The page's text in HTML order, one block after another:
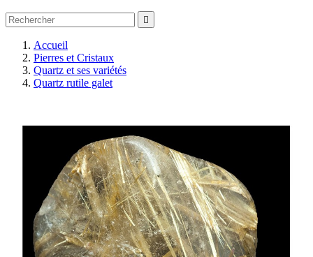

Accueil
Pierres et Cristaux
Quartz et ses variétés
Quartz rutile galet